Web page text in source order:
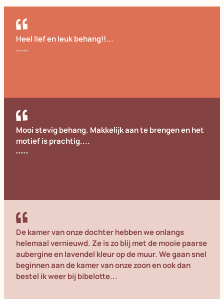
Heel lief en leuk behang!!...
Mooi stevig behang. Makkelijk aan te brengen en het
motief is prachtig....
De kamer van onze dochter hebben we onlangs
helemaal vernieuwd. Ze is zo blij met de mooie paarse
aubergine en lavendel kleur op de muur. We gaan snel
beginnen aan de kamer van onze zoon en ook dan
bestel ik weer bij bibelotte...